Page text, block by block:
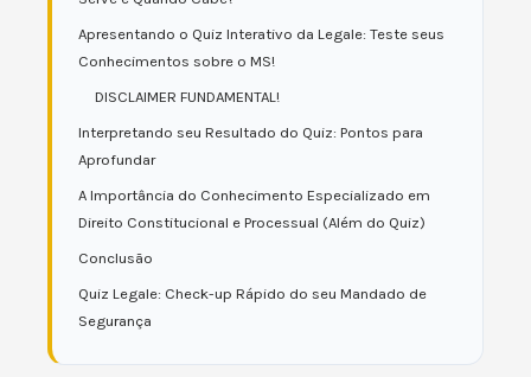
Apresentando o Quiz Interativo da Legale: Teste seus
Conhecimentos sobre o MS!
DISCLAIMER FUNDAMENTAL!
Interpretando seu Resultado do Quiz: Pontos para
Aprofundar
A Importância do Conhecimento Especializado em
Direito Constitucional e Processual (Além do Quiz)
Conclusão
Quiz Legale: Check-up Rápido do seu Mandado de
Segurança